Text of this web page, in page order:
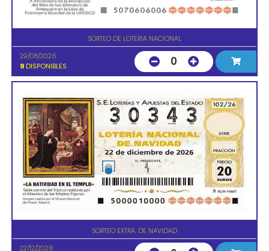
SORTEO DE LOTERIA NACIONAL
29/08/2026
9 DISPONIBLES 0
SORTEO EXTRA. DE NAVIDAD
22/12/2026